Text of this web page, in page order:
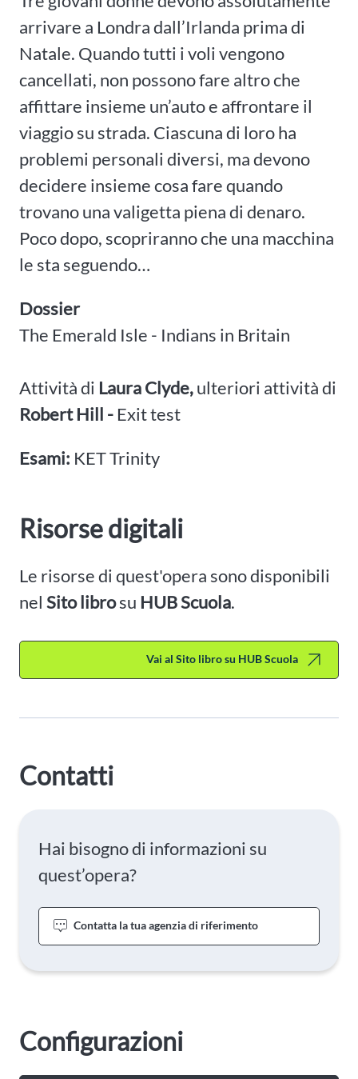
arrivare a Londra dall’Irlanda prima di
Natale. Quando tutti i voli vengono
cancellati, non possono fare altro che
affittare insieme un’auto e affrontare il
viaggio su strada. Ciascuna di loro ha
problemi personali diversi, ma devono
decidere insieme cosa fare quando
trovano una valigetta piena di denaro.
Poco dopo, scopriranno che una macchina
le sta seguendo…
Dossier
The Emerald Isle - Indians in Britain
Attività di Laura Clyde,ulteriori attività di
Robert Hill - Exit test
Esami: KET Trinity
Risorse digitali
Le risorse di quest'opera sono disponibili
nel Sito librosu HUB Scuola.
Vai al Sito libro su HUB Scuola
Contatti
Hai bisogno di informazioni su
quest’opera?
Contatta la tua agenzia di riferimento
Configurazioni